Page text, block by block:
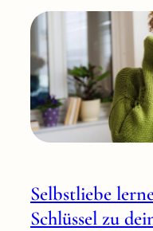
Selbstliebe
Schlüssel zu